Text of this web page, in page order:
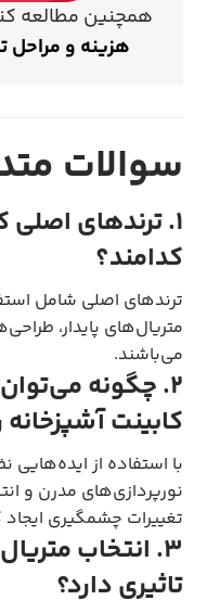
همچنین مطالعه
هزینه و مراحل
سوالات
کدامند؟
ترندهای اصلی شامل
متریال‌های پایدار،
می‌باشند.
۲. چگونه
کابینت آشپزخانه
با استفاده از
نورپردازی‌های مدرن و
تغییرات چشمگیری ایجاد
۳. انتخاب
تاثیری دارد؟